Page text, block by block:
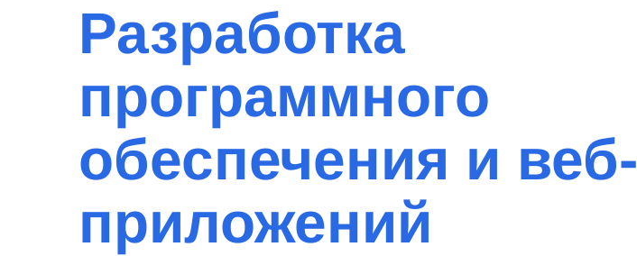
Разработка
программного
обеспечения и веб-
приложений